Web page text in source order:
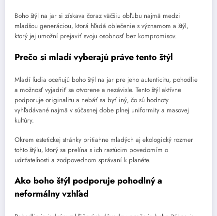
Boho štýl na jar si získava čoraz väčšiu obľubu najmä medzi
mladšou generáciou, ktorá hľadá oblečenie s významom a štýl,
ktorý jej umožní prejaviť svoju osobnosť bez kompromisov.
Prečo si mladí vyberajú práve tento štýl
Mladí ľudia oceňujú boho štýl na jar pre jeho autenticitu, pohodlie
a možnosť vyjadriť sa otvorene a nezávisle. Tento štýl aktívne
podporuje originalitu a nebáť sa byť iný, čo sú hodnoty
vyhľadávané najmä v súčasnej dobe plnej uniformity a masovej
kultúry.
Okrem estetickej stránky pritiahne mladých aj ekologický rozmer
tohto štýlu, ktorý sa prelína s ich rastúcim povedomím o
udržateľnosti a zodpovednom správaní k planéte.
Ako boho štýl podporuje pohodlný a
neformálny vzhľad